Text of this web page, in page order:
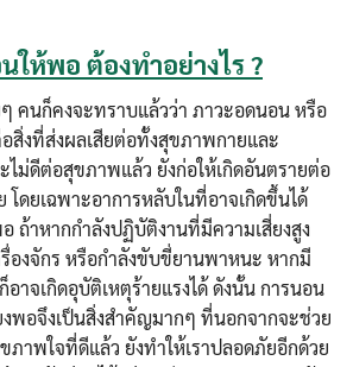
ให้พอ ต้องทำอย่างไร ?
คนก็คงจะทราบแล้วว่า ภาวะอดนอน หรือ
สิ่งที่ส่งผลเสียต่อทั้งสุขภาพกายและ
ม่ดีต่อสุขภาพแล้ว ยังก่อให้เกิดอันตรายต่อ
โดยเฉพาะอาการหลับในที่อาจเกิดขึ้นได้
ถ้าหากกำลังปฏิบัติงานที่มีความเสี่ยงสูง
องจักร หรือกำลังขับขี่ยานพาหนะ หากมี
าจเกิดอุบัติเหตุร้ายแรงได้ ดังนั้น การนอน
พอจึงเป็นสิ่งสำคัญมากๆ ที่นอกจากจะช่วย
ภาพใจที่ดีแล้ว ยังทำให้เราปลอดภัยอีกด้วย